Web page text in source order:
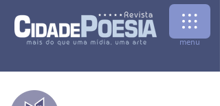
menu